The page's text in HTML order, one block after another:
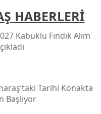
HABERLERİ
Kabuklu Fındık Alım
Tarihi Konakta
Başlıyor